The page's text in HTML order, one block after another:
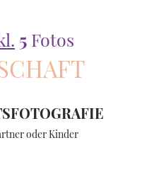
5 Fotos
oder Kinder